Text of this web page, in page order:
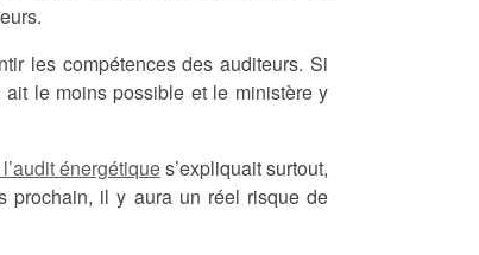
les compétences des auditeurs. Si
ait le moins possible et le ministère y
énergétiques’expliquait surtout,
prochain, il y aura un réel risque de